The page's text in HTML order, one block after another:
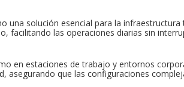
una solución esencial para la
facilitando las operaciones diarias sin
en estaciones de trabajo y entornos
que las configuraciones